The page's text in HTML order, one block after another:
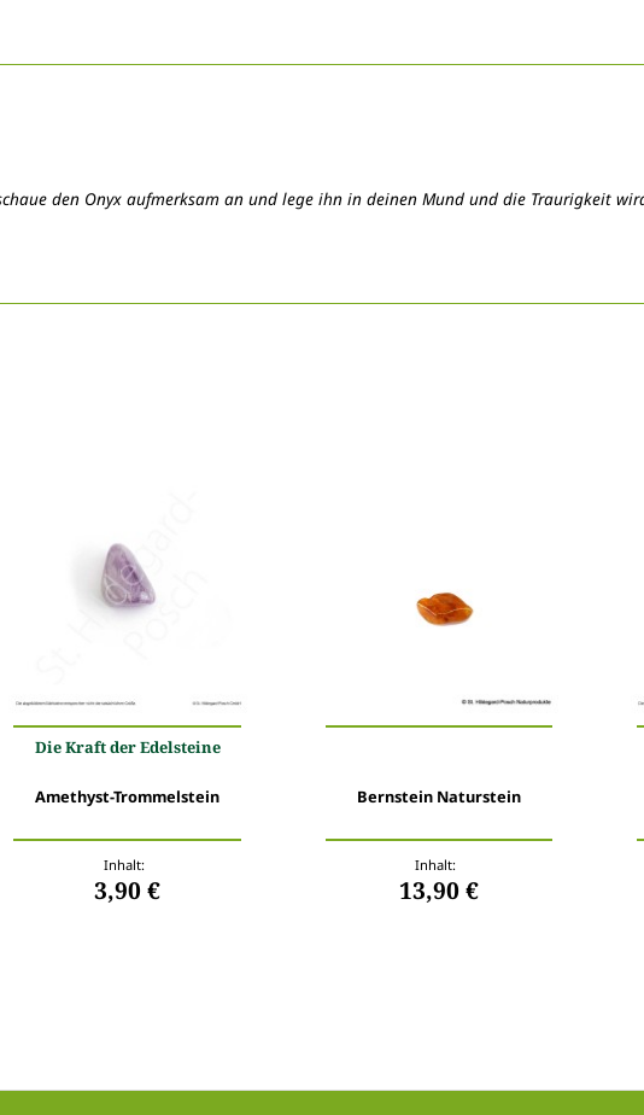
den Onyx aufmerksam an und lege ihn in deinen Mund und die Traurigkeit
Die Kraft der Edelsteine
Amethyst-Trommelstein
Inhalt:
3,90 €
Bernstein Naturstein
Inhalt:
13,90 €